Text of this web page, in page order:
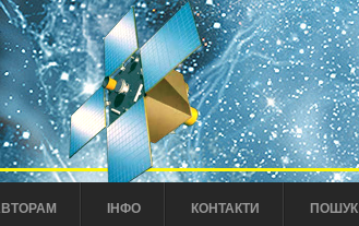
ІНФО КОНТАКТИ ПОШУК